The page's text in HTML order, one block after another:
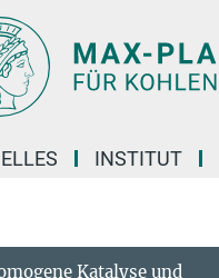
INSTITUT
Katalyse und